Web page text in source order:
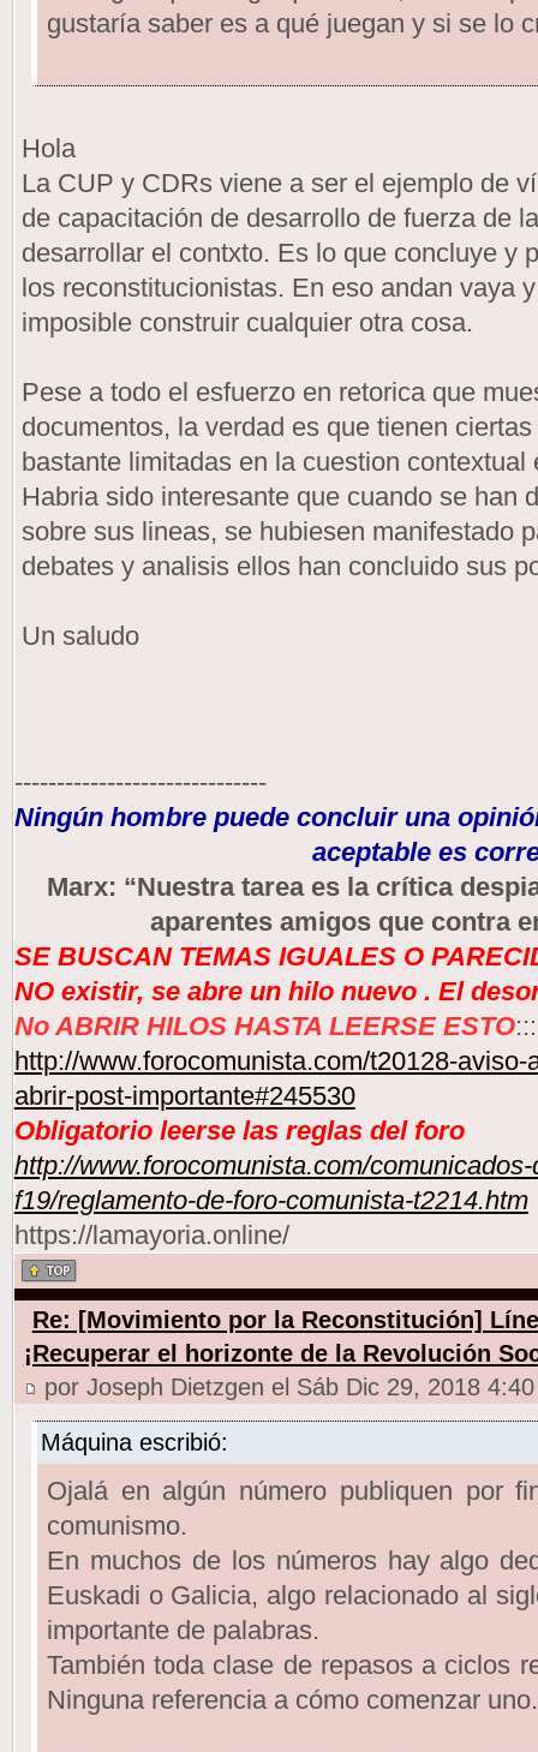
gustaría saber es a qué juegan y si se lo
Hola
La CUP y CDRs viene a ser el ejemplo de
de capacitación de desarrollo de fuerza de
desarrollar el contxto. Es lo que concluye y
los reconstitucionistas. En eso andan vaya
imposible construir cualquier otra cosa.
Pese a todo el esfuerzo en retorica que
documentos, la verdad es que tienen
bastante limitadas en la cuestion contextual
Habria sido interesante que cuando se han
sobre sus lineas, se hubiesen manifestado
debates y analisis ellos han concluido sus
Un saludo
------------------------------
Ningún hombre puede concluir una
aceptable es
Marx: “Nuestra tarea es la crítica
aparentes amigos que contra
SE BUSCAN TEMAS IGUALES O
NO existir, se abre un hilo nuevo . El
No ABRIR HILOS HASTA LEERSE ESTO:::
http://www.forocomunista.com/t20128-
abrir-post-importante#245530
Obligatorio leerse las reglas del foro
http://www.forocomunista.com/
f19/reglamento-de-foro-comunista-t2214.htm
https://lamayoria.online/
Re: [Movimiento por la Reconstitución]
¡Recuperar el horizonte de la Revolución
por Joseph Dietzgen el Sáb Dic 29, 2018
Máquina escribió:
Ojalá en algún número publiquen por
comunismo.
En muchos de los números hay algo
Euskadi o Galicia, algo relacionado al
importante de palabras.
También toda clase de repasos a ciclos
Ninguna referencia a cómo comenzar uno.